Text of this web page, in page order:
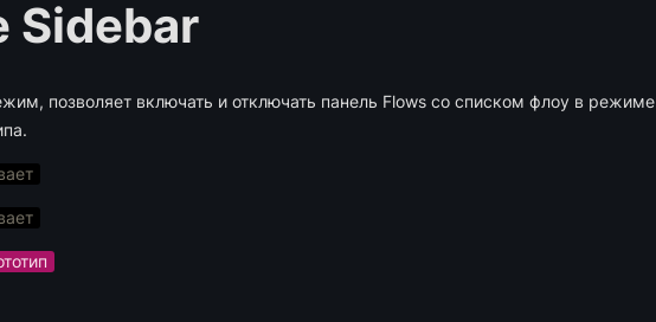
Sidebar
позволяет включать и отключать панель Flows со списком флоу в режиме